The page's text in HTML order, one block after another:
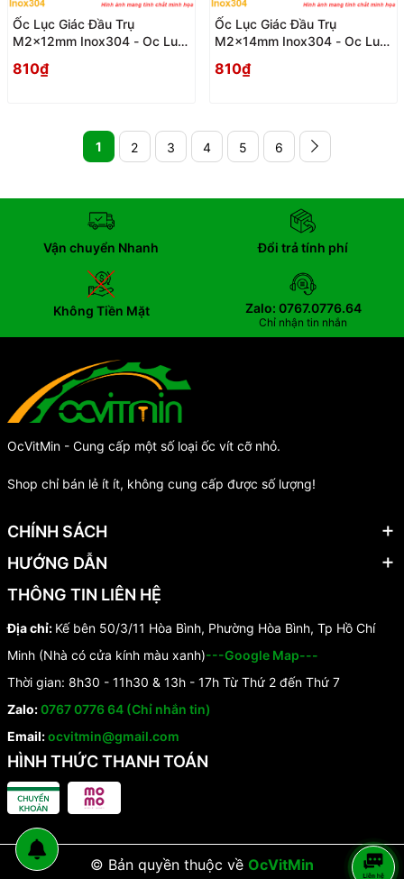
Ốc Lục Giác Đầu Trụ
M2x12mm Inox304 - Oc Luc
810₫
Ốc Lục Giác Đầu Trụ
M2x14mm Inox304 - Oc Luc
810₫
1 2 3 4 5 6
Vận chuyển Nhanh Đổi trả tính phí
Không Tiền Mặt Zalo: 0767.0776.64
Chỉ nhận tin nhắn
OcVitMin - Cung cấp một số loại ốc vít cỡ nhỏ.
Shop chỉ bán lẻ ít ít, không cung cấp được số lượng!
CHÍNH SÁCH
HƯỚNG DẪN
THÔNG TIN LIÊN HỆ
Địa chỉ: Kế bên 50/3/11 Hòa Bình, Phường Hòa Bình, Tp Hồ Chí
Minh (Nhà có cửa kính màu xanh)---Google Map---
Thời gian: 8h30 - 11h30 & 13h - 17h Từ Thứ 2 đến Thứ 7
Zalo:0767 0776 64 (Chỉ nhắn tin)
Email:ocvitmin@gmail.com
HÌNH THỨC THANH TOÁN
© Bản quyền thuộc về OcVitMin